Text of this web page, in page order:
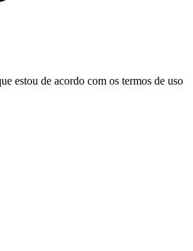
estou de acordo com os termos de uso